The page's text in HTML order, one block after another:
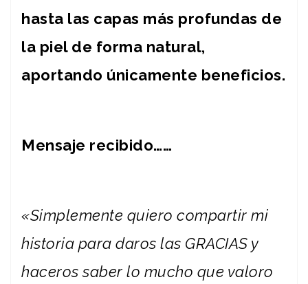
hasta las capas más profundas de
la piel de forma natural,
aportando únicamente beneficios.
Mensaje recibido……
«Simplemente quiero compartir mi
historia para daros las GRACIAS y
haceros saber lo mucho que valoro